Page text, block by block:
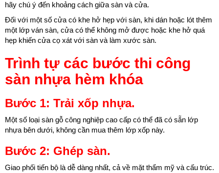
hãy chú ý đến khoảng cách giữa sàn và cửa.
Đối với một số cửa có khe hở hẹp với sàn, khi dán hoặc lót thêm
một lớp ván sàn, cửa có thể không mở được hoặc khe hở quá
hẹp khiến cửa cọ xát với sàn và làm xước sàn.
Trình tự các bước thi công
sàn nhựa hèm khóa
Bước 1: Trải xốp nhựa.
Một số loại sàn gỗ công nghiệp cao cấp có thể đã có sẵn lớp
nhựa bên dưới, không cần mua thêm lớp xốp này.
Bước 2: Ghép sàn.
Giao phối tiến bộ là dễ dàng nhất, cả về mặt thẩm mỹ và cấu trúc.